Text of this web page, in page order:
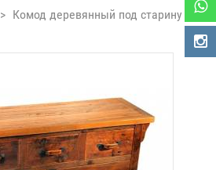
> Комод деревянный под старину из